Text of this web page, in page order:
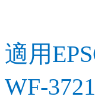
適用
WF-